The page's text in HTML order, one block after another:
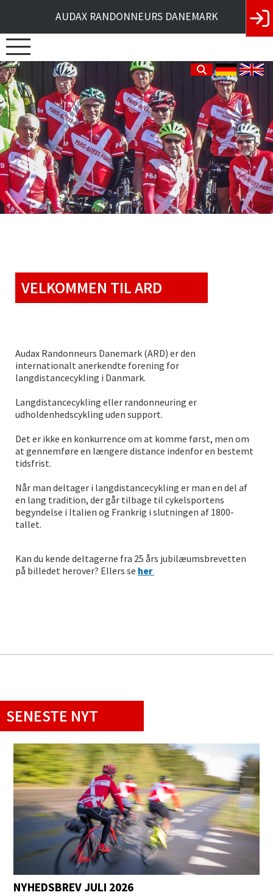
AUDAX RANDONNEURS DANEMARK
VELKOMMEN TIL ARD
Audax Randonneurs Danemark (ARD) er den
internationalt anerkendte forening for
langdistancecykling i Danmark.
Langdistancecykling eller randonneuring er
udholdenhedscykling uden support.
Det er ikke en konkurrence om at komme først, men om
at gennemføre en længere distance indenfor en bestemt
tidsfrist.
Når man deltager i langdistancecykling er man en del af
en lang tradition, der går tilbage til cykelsportens
begyndelse i Italien og Frankrig i slutningen af 1800-
tallet.
Kan du kende deltagerne fra 25 års jubilæumsbrevetten
på billedet herover? Ellers se her
SENESTE NYT
NYHEDSBREV JULI 2026